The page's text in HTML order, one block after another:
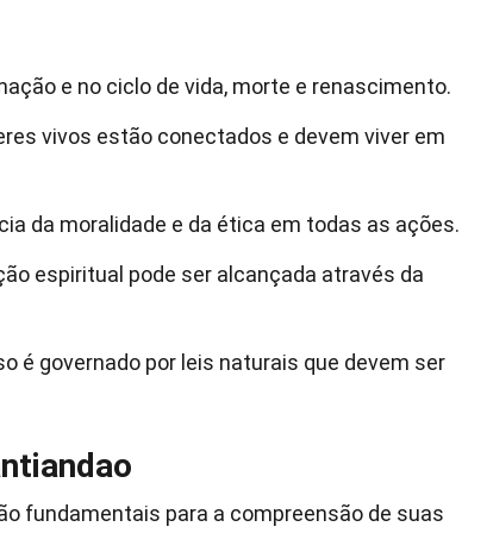
e no ciclo de vida, morte e renascimento.
vivos estão conectados e devem viver em
da moralidade e da ética em todas as ações.
espiritual pode ser alcançada através da
é governado por leis naturais que devem ser
fundamentais para a compreensão de suas